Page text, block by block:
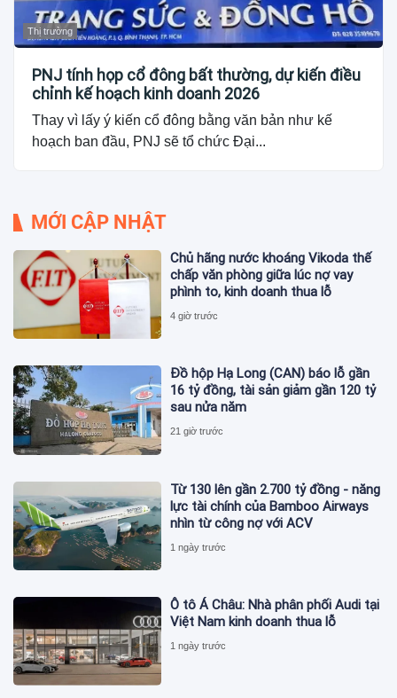
Thị trường
PNJ tính họp cổ đông bất thường, dự kiến điều
chỉnh kế hoạch kinh doanh 2026
Thay vì lấy ý kiến cổ đông bằng văn bản như kế
hoạch ban đầu, PNJ sẽ tổ chức Đại...
MỚI CẬP NHẬT
Chủ hãng nước khoáng Vikoda thế
chấp văn phòng giữa lúc nợ vay
phình to, kinh doanh thua lỗ
4 giờ trước
Đồ hộp Hạ Long (CAN) báo lỗ gần
16 tỷ đồng, tài sản giảm gần 120 tỷ
sau nửa năm
21 giờ trước
Từ 130 lên gần 2.700 tỷ đồng - năng
lực tài chính của Bamboo Airways
nhìn từ công nợ với ACV
1 ngày trước
Ô tô Á Châu: Nhà phân phối Audi tại
Việt Nam kinh doanh thua lỗ
1 ngày trước